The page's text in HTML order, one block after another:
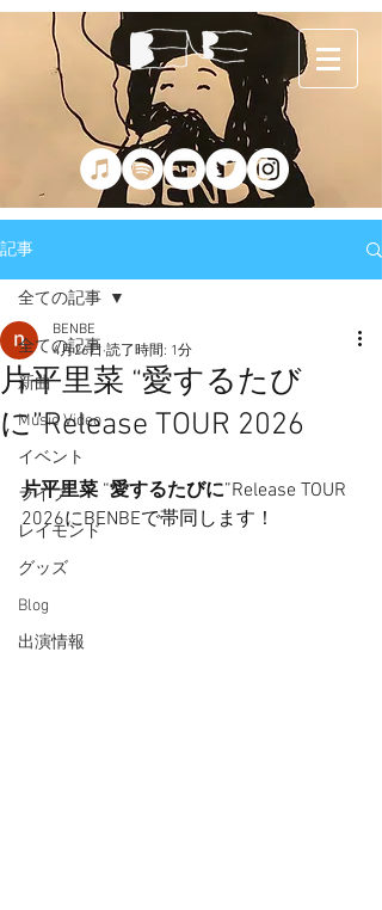
記事
全ての記事
新曲
Music Video
イベント
ライブ
レイモンド
グッズ
Blog
出演情報
全ての記事
片平里菜 “愛するたび
に”Release TOUR 2026
BENBE
4月26日 読了時間: 1分
片平里菜 “愛するたびに”Release TOUR
2026にBENBEで帯同します！